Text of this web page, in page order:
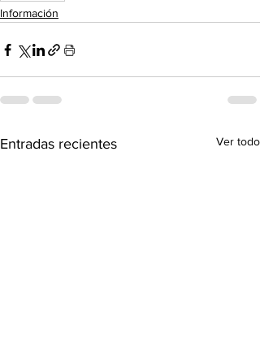
Información
Entradas recientes Ver todo